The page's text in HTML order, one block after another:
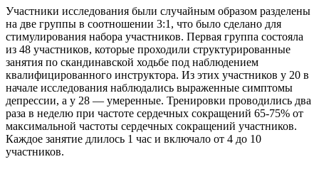
Участники исследования были случайным образом разделены
на две группы в соотношении 3:1, что было сделано для
стимулирования набора участников. Первая группа состояла
из 48 участников, которые проходили структурированные
занятия по скандинавской ходьбе под наблюдением
квалифицированного инструктора. Из этих участников у 20 в
начале исследования наблюдались выраженные симптомы
депрессии, а у 28 — умеренные. Тренировки проводились два
раза в неделю при частоте сердечных сокращений 65-75% от
максимальной частоты сердечных сокращений участников.
Каждое занятие длилось 1 час и включало от 4 до 10
участников.